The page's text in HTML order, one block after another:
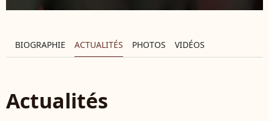
BIOGRAPHIE ACTUALITÉS PHOTOS VIDÉOS
Actualités